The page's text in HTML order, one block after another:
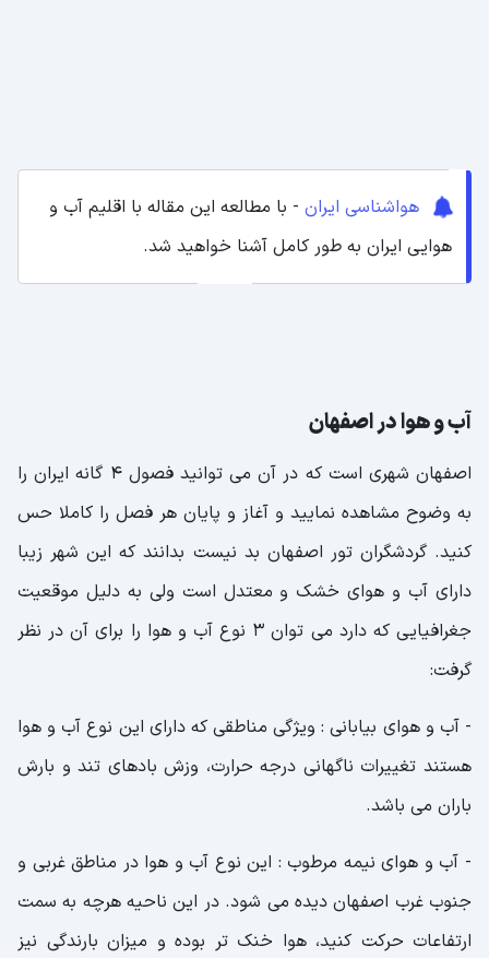
هواشناسی ایران - با مطالعه این مقاله با اقلیم آب و
هوایی ایران به طور کامل آشنا خواهید شد.
آب و هوا در اصفهان
اصفهان شهری است که در آن می توانید فصول 4 گانه ایران را
به وضوح مشاهده نمایید و آغاز و پایان هر فصل را کاملا حس
کنید. گردشگران تور اصفهان بد نیست بدانند که این شهر زیبا
دارای آب و هوای خشک و معتدل است ولی به دلیل موقعیت
جغرافیایی که دارد می توان 3 نوع آب و هوا را برای آن در نظر
گرفت:
- آب و هوای بیابانی : ویژگی مناطقی که دارای این نوع آب و هوا
هستند تغییرات ناگهانی درجه حرارت، وزش بادهای تند و بارش
باران می باشد.
- آب و هوای نیمه مرطوب : این نوع آب و هوا در مناطق غربی و
جنوب غرب اصفهان دیده می شود. در این ناحیه هرچه به سمت
ارتفاعات حرکت کنید، هوا خنک تر بوده و میزان بارندگی نیز